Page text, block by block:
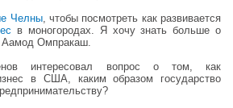
Челны, чтобы посмотреть как развивается
в моногородах. Я хочу знать больше о
Аамод Омпракаш.
интересовал вопрос о том, как
в США, каким образом государство